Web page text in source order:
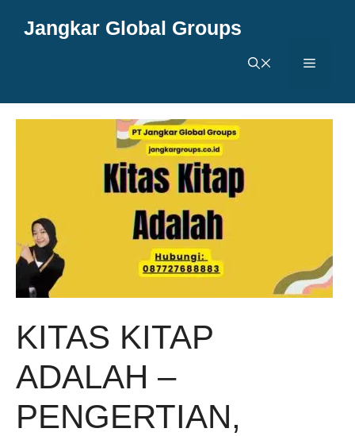
Jangkar Global Groups
Menu
KITAS KITAP
ADALAH –
PENGERTIAN,